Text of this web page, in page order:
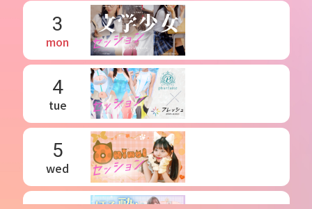
3
mon
4
tue
5
wed